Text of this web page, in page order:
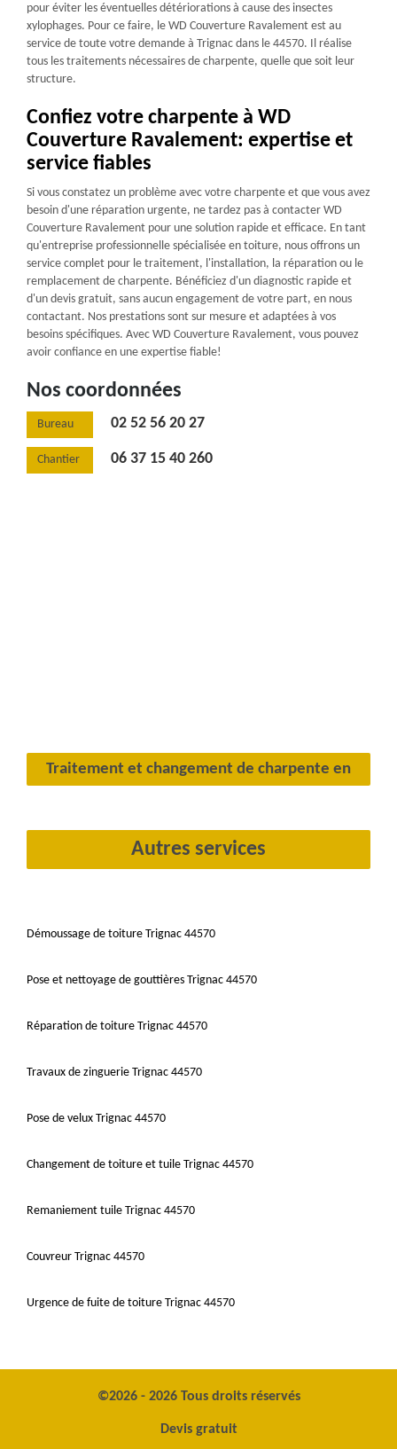
pour éviter les éventuelles détériorations à cause des insectes
xylophages. Pour ce faire, le WD Couverture Ravalement est au
service de toute votre demande à Trignac dans le 44570. Il réalise
tous les traitements nécessaires de charpente, quelle que soit leur
structure.
Confiez votre charpente à WD
Couverture Ravalement: expertise et
service fiables
Si vous constatez un problème avec votre charpente et que vous avez
besoin d'une réparation urgente, ne tardez pas à contacter WD
Couverture Ravalement pour une solution rapide et efficace. En tant
qu'entreprise professionnelle spécialisée en toiture, nous offrons un
service complet pour le traitement, l'installation, la réparation ou le
remplacement de charpente. Bénéficiez d'un diagnostic rapide et
d'un devis gratuit, sans aucun engagement de votre part, en nous
contactant. Nos prestations sont sur mesure et adaptées à vos
besoins spécifiques. Avec WD Couverture Ravalement, vous pouvez
avoir confiance en une expertise fiable!
Nos coordonnées
Bureau 02 52 56 20 27
Chantier 06 37 15 40 260
Traitement et changement de charpente en
Autres services
Démoussage de toiture Trignac 44570
Pose et nettoyage de gouttières Trignac 44570
Réparation de toiture Trignac 44570
Travaux de zinguerie Trignac 44570
Pose de velux Trignac 44570
Changement de toiture et tuile Trignac 44570
Remaniement tuile Trignac 44570
Couvreur Trignac 44570
Urgence de fuite de toiture Trignac 44570
©2026 - 2026 Tous droits réservés
Devis gratuit